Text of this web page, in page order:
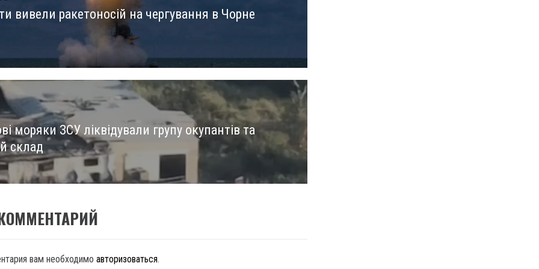
вивели ракетоносій на чергування в Чорне
моряки ЗСУ ліквідували групу окупантів та
склад
вам необходимо авторизоваться.